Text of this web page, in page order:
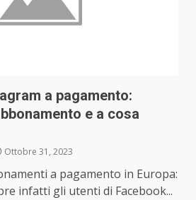
a pagamento:
e a cosa
Ottobre 31, 2023
a pagamento in Europa:
infatti gli utenti di Facebook...